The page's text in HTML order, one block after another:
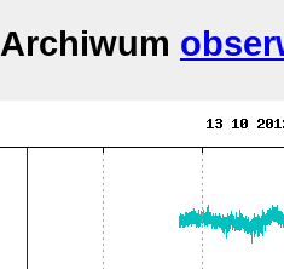
Archiwum